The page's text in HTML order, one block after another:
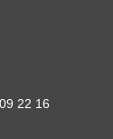
22 16